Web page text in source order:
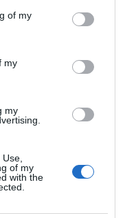
You may click to
its third-party tags to
in below Google
of my
my
my
of my
with the
ιστορίες,
και ένας
ΣΟΥ →